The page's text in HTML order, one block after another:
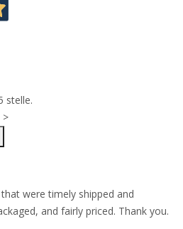
stelle.
>
were timely shipped and
and fairly priced. Thank you.